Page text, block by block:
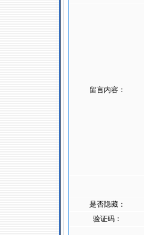
留言内容：
是否隐藏：
验证码：